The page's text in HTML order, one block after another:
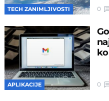
TECH ZANIMLJIVOSTI 0
APLIKACIJE 0